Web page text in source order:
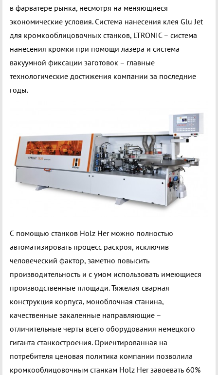
в фарватере рынка, несмотря на меняющиеся
экономические условия. Система нанесения клея Glu Jet
для кромкооблицовочных станков, LTRONIC – система
нанесения кромки при помощи лазера и система
вакуумной фиксации заготовок – главные
технологические достижения компании за последние
годы.
С помощью станков Holz Her можно полностью
автоматизировать процесс раскроя, исключив
человеческий фактор, заметно повысить
производительность и с умом использовать имеющиеся
производственные площади. Тяжелая сварная
конструкция корпуса, моноблочная станина,
качественные закаленные направляющие –
отличительные черты всего оборудования немецкого
гиганта станкостроения. Ориентированная на
потребителя ценовая политика компании позволила
кромкооблицовочным станкам Holz Her завоевать 60%